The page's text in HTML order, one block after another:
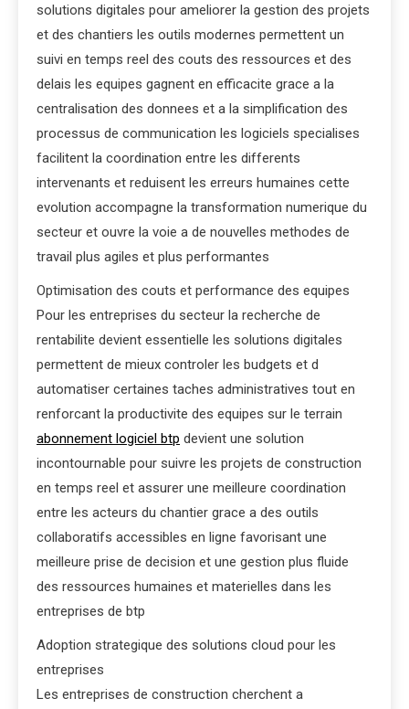
solutions digitales pour ameliorer la gestion des projets
et des chantiers les outils modernes permettent un
suivi en temps reel des couts des ressources et des
delais les equipes gagnent en efficacite grace a la
centralisation des donnees et a la simplification des
processus de communication les logiciels specialises
facilitent la coordination entre les differents
intervenants et reduisent les erreurs humaines cette
evolution accompagne la transformation numerique du
secteur et ouvre la voie a de nouvelles methodes de
travail plus agiles et plus performantes
Optimisation des couts et performance des equipes
Pour les entreprises du secteur la recherche de
rentabilite devient essentielle les solutions digitales
permettent de mieux controler les budgets et d
automatiser certaines taches administratives tout en
renforcant la productivite des equipes sur le terrain
abonnement logiciel btp devient une solution
incontournable pour suivre les projets de construction
en temps reel et assurer une meilleure coordination
entre les acteurs du chantier grace a des outils
collaboratifs accessibles en ligne favorisant une
meilleure prise de decision et une gestion plus fluide
des ressources humaines et materielles dans les
entreprises de btp
Adoption strategique des solutions cloud pour les
entreprises
Les entreprises de construction cherchent a